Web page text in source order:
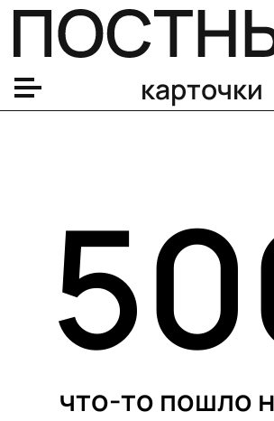
карточки
что-то пошло